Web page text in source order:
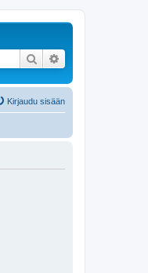
Etsi
Kirjaudu sisään